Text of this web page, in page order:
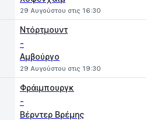
29 Αυγούστου στις 16:30
Ντόρτμουντ
-
Αμβούργο
29 Αυγούστου στις 19:30
Φράιμπουργκ
-
Βέρντερ Βρέμης